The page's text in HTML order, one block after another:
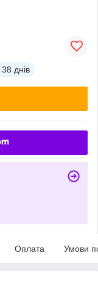
38 днів
Оплата Умови